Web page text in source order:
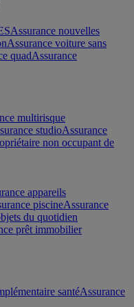
Assurance nouvelles
Assurance voiture sans
quadAssurance
multirisque
studioAssurance
non occupant de
appareils
piscineAssurance
du quotidien
santéAssurance